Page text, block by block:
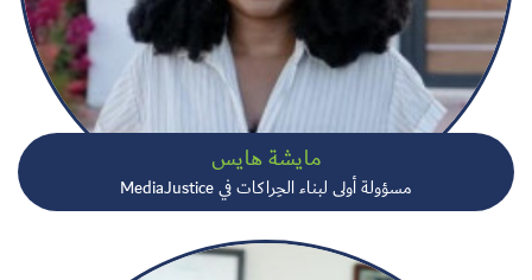
مايشة هايس
مسؤولة أولى لبناء الحِراكات في MediaJustice